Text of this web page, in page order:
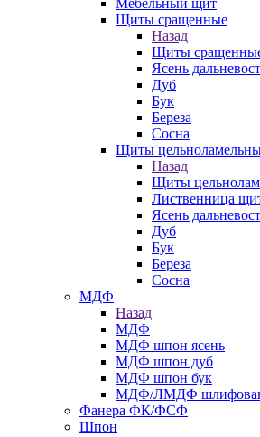
Мебельный щит
Щиты сращенные
Назад
Щиты
Ясень
Дуб
Бук
Береза
Сосна
Щиты
Назад
Щиты
Лиственница
Ясень
Дуб
Бук
Береза
Сосна
МДФ
Назад
МДФ
МДФ шпон ясень
МДФ шпон дуб
МДФ шпон бук
МДФ/ЛМДФ
Фанера ФК/ФСФ
Шпон